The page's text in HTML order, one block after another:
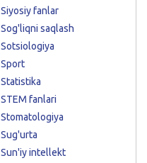
Siyosiy fanlar
Sog'liqni saqlash
Sotsiologiya
Sport
Statistika
STEM fanlari
Stomatologiya
Sug'urta
Sun'iy intellekt